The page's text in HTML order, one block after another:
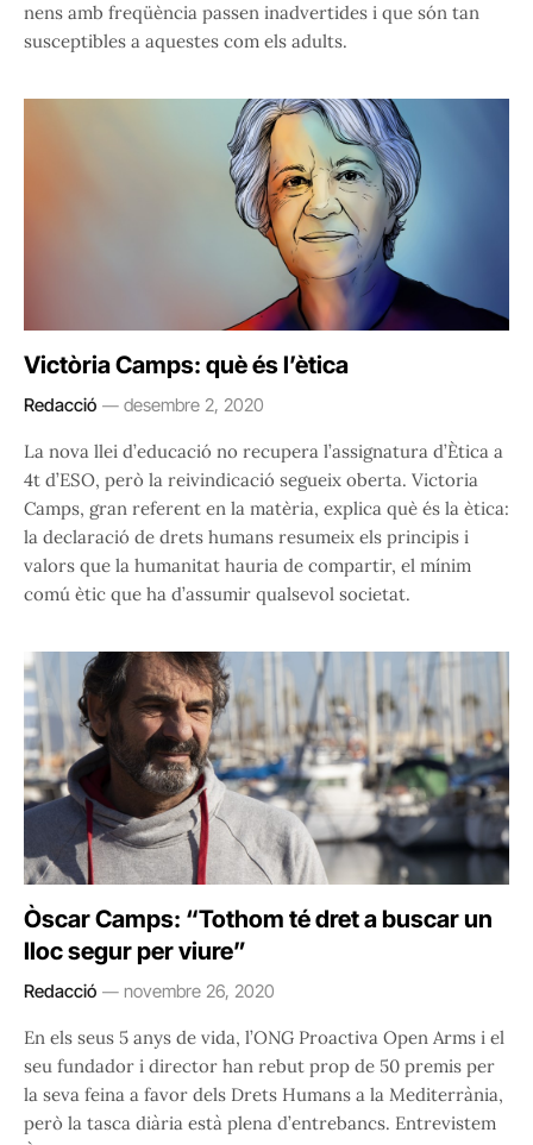
nens amb freqüència passen inadvertides i que són tan
susceptibles a aquestes com els adults.
Victòria Camps: què és l’ètica
Redacció desembre 2, 2020
La nova llei d’educació no recupera l’assignatura d’Ètica a
4t d’ESO, però la reivindicació segueix oberta. Victoria
Camps, gran referent en la matèria, explica què és la ètica:
la declaració de drets humans resumeix els principis i
valors que la humanitat hauria de compartir, el mínim
comú ètic que ha d’assumir qualsevol societat.
Òscar Camps: “Tothom té dret a buscar un
lloc segur per viure”
Redacció novembre 26, 2020
En els seus 5 anys de vida, l’ONG Proactiva Open Arms i el
seu fundador i director han rebut prop de 50 premis per
la seva feina a favor dels Drets Humans a la Mediterrània,
però la tasca diària està plena d’entrebancs. Entrevistem